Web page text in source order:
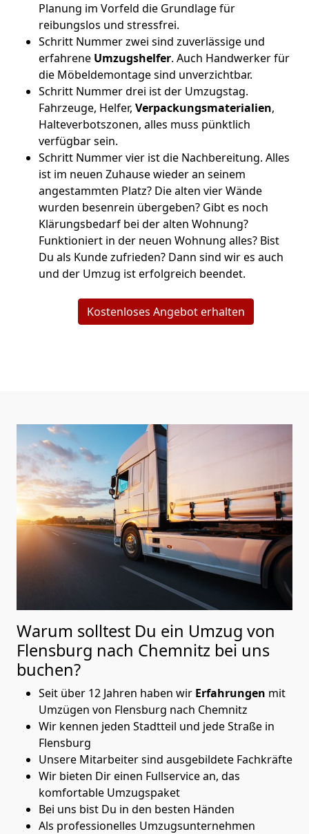
Planung im Vorfeld die Grundlage für
reibungslos und stressfrei.
Schritt Nummer zwei sind zuverlässige und
erfahrene Umzugshelfer. Auch Handwerker für
die Möbeldemontage sind unverzichtbar.
Schritt Nummer drei ist der Umzugstag.
Fahrzeuge, Helfer, Verpackungsmaterialien,
Halteverbotszonen, alles muss pünktlich
verfügbar sein.
Schritt Nummer vier ist die Nachbereitung. Alles
ist im neuen Zuhause wieder an seinem
angestammten Platz? Die alten vier Wände
wurden besenrein übergeben? Gibt es noch
Klärungsbedarf bei der alten Wohnung?
Funktioniert in der neuen Wohnung alles? Bist
Du als Kunde zufrieden? Dann sind wir es auch
und der Umzug ist erfolgreich beendet.
Kostenloses Angebot erhalten
Warum solltest Du ein Umzug von
Flensburg nach Chemnitz bei uns
buchen?
Seit über 12 Jahren haben wir Erfahrungen mit
Umzügen von Flensburg nach Chemnitz
Wir kennen jeden Stadtteil und jede Straße in
Flensburg
Unsere Mitarbeiter sind ausgebildete Fachkräfte
Wir bieten Dir einen Fullservice an, das
komfortable Umzugspaket
Bei uns bist Du in den besten Händen
Als professionelles Umzugsunternehmen